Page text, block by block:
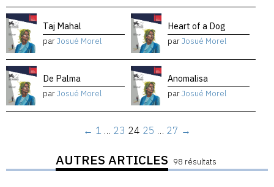
Taj Mahal
parJosué Morel
Heart of a Dog
parJosué Morel
De Palma
parJosué Morel
Anomalisa
parJosué Morel
← 1 … 23 24 25 … 27 →
AUTRES ARTICLES 98 résultats